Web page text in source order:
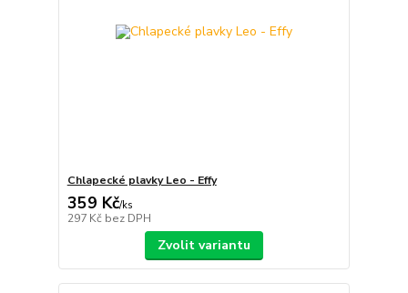
Chlapecké plavky Leo - Effy
359 Kč/ks
297 Kč bez DPH
Zvolit variantu